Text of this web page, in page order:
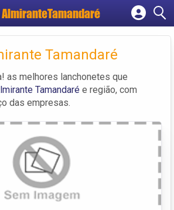
Cadastrar empresa
Criar conta
Tamandaré
as melhores lanchonetes que
Tamandaré e região, com
das empresas.